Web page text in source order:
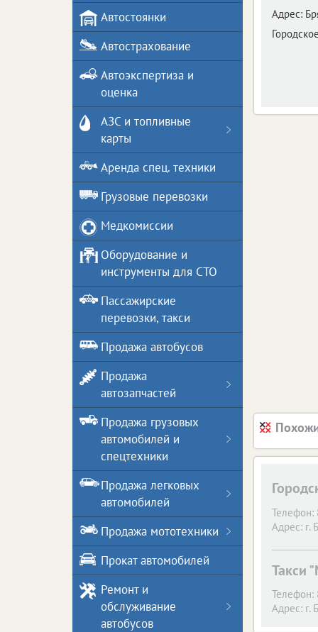
Адрес:
Телефон:
Адрес: г.
Такси
Телефон:
Адрес: г.
Автостоянки
Автострахование
Автоэкспертиза и
оценка
АЗС и топливные
карты
Аренда спец. техники
Грузовые перевозки
Медкомиссии
Оборудование и
инструменты для СТО
Пассажирские
перевозки, такси
Продажа автобусов
Продажа
автозапчастей
Продажа грузовых
автомобилей и
спецтехники
Продажа легковых
автомобилей
Продажа мототехники
Прокат автомобилей
Ремонт и
обслуживание
автобусов